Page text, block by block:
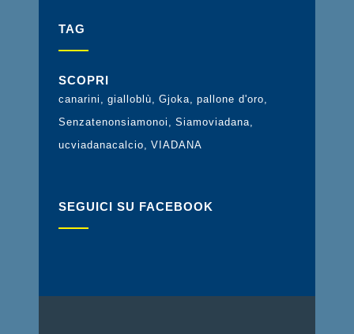
TAG
SCOPRI
canarini gialloblù Gjoka pallone d'oro
Senzatenonsiamonoi
Siamoviadana
ucviadanacalcio
VIADANA
SEGUICI SU FACEBOOK